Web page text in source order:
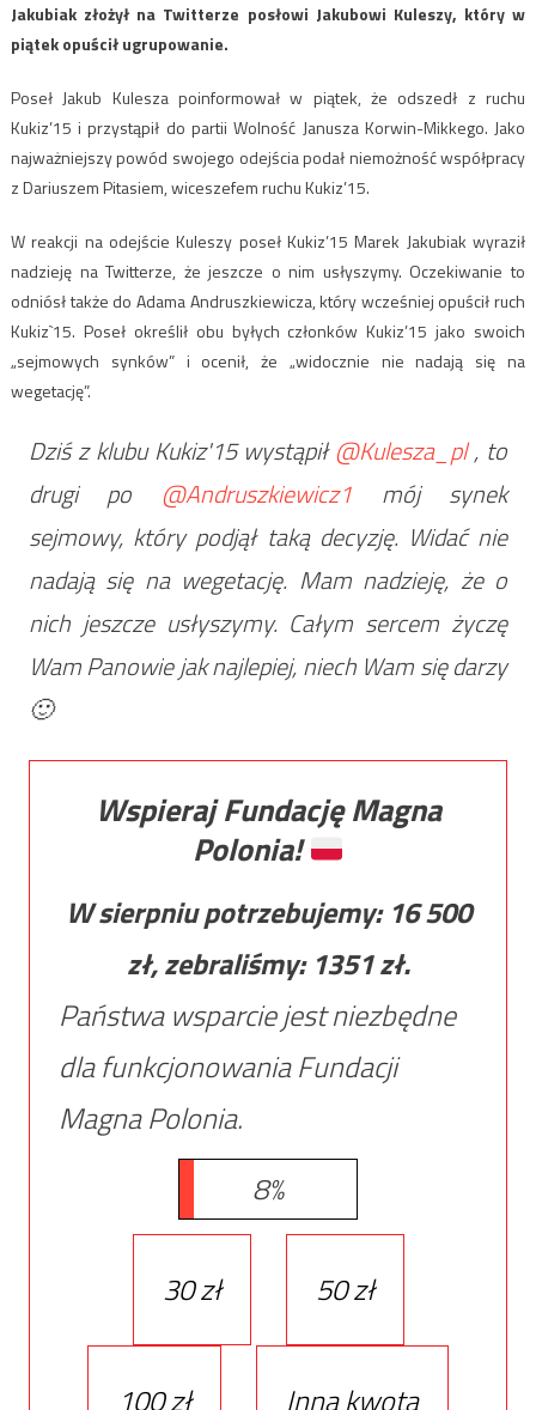
Jakubiak złożył na Twitterze posłowi Jakubowi Kuleszy, który w
piątek opuścił ugrupowanie.
Poseł Jakub Kulesza poinformował w piątek, że odszedł z ruchu
Kukiz’15 i przystąpił do partii Wolność Janusza Korwin-Mikkego. Jako
najważniejszy powód swojego odejścia podał niemożność współpracy
z Dariuszem Pitasiem, wiceszefem ruchu Kukiz’15.
W reakcji na odejście Kuleszy poseł Kukiz’15 Marek Jakubiak wyraził
nadzieję na Twitterze, że jeszcze o nim usłyszymy. Oczekiwanie to
odniósł także do Adama Andruszkiewicza, który wcześniej opuścił ruch
Kukiz`15. Poseł określił obu byłych członków Kukiz’15 jako swoich
„sejmowych synków” i ocenił, że „widocznie nie nadają się na
wegetację”.
Dziś z klubu Kukiz'15 wystąpił@Kulesza_pl, to
drugi po @Andruszkiewicz1 mój synek
sejmowy, który podjął taką decyzję. Widać nie
nadają się na wegetację. Mam nadzieję, że o
nich jeszcze usłyszymy. Całym sercem życzę
Wam Panowie jak najlepiej, niech Wam się darzy
🙂
Wspieraj Fundację Magna
Polonia!
W sierpniu potrzebujemy: 16 500
zł, zebraliśmy: 1351zł.
Państwa wsparcie jest niezbędne
dla funkcjonowania Fundacji
Magna Polonia.
8%
30 zł 50 zł
100 zł Inna kwota